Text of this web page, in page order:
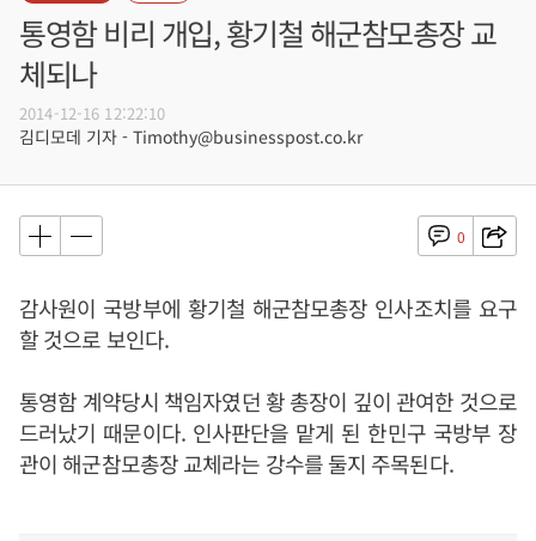
통영함 비리 개입, 황기철 해군참모총장 교
체되나
2014-12-16 12:22:10
김디모데 기자 - Timothy@businesspost.co.kr
0
감사원이 국방부에 황기철 해군참모총장 인사조치를 요구
할 것으로 보인다.
통영함 계약당시 책임자였던 황 총장이 깊이 관여한 것으로
드러났기 때문이다. 인사판단을 맡게 된 한민구 국방부 장
관이 해군참모총장 교체라는 강수를 둘지 주목된다.